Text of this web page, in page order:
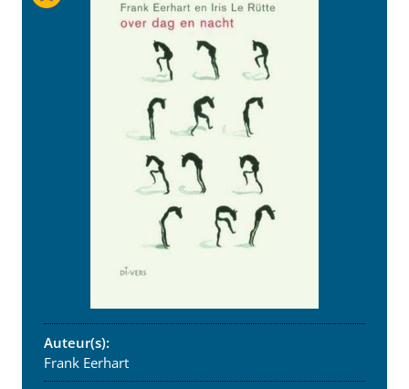
Auteur(s):
Frank Eerhart